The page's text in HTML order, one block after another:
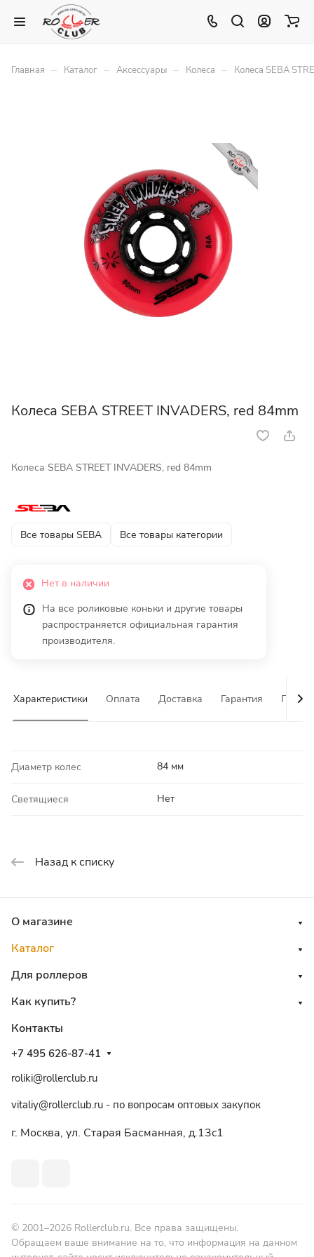
Главная – Каталог – Аксессуары – Колеса – Колеса SEBA
Колеса SEBA STREET INVADERS, red 84mm
Колеса SEBA STREET INVADERS, red 84mm
Все товары SEBA Все товары категории
Нет в наличии
На все роликовые коньки и другие товары
распространяется официальная гарантия
производителя.
Характеристики Оплата Доставка Гарантия
Диаметр колес 84 мм
Светящиеся Нет
Назад к списку
О магазине
Каталог
Для роллеров
Как купить?
Контакты
+7 495 626-87-41
roliki@rollerclub.ru
vitaliy@rollerclub.ru - по вопросам оптовых закупок
г. Москва, ул. Старая Басманная, д.13c1
© 2001–2026 Rollerclub.ru. Все права защищены.
Обращаем ваше внимание на то, что информация на данном